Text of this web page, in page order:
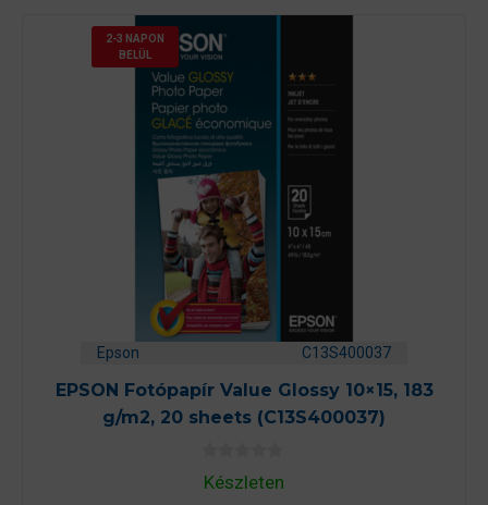
2-3 NAPON
BELÜL
Epson C13S400037
EPSON Fotópapír Value Glossy 10×15, 183
g/m2, 20 sheets (C13S400037)
0
aKészleten